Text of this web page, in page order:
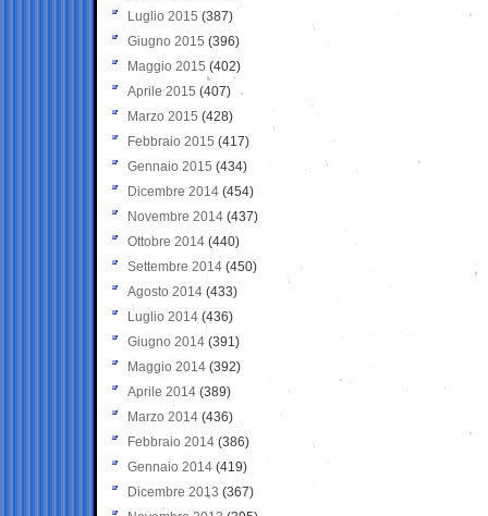
Luglio 2015 (387)
Giugno 2015 (396)
Maggio 2015 (402)
Aprile 2015 (407)
Marzo 2015 (428)
Febbraio 2015 (417)
Gennaio 2015 (434)
Dicembre 2014 (454)
Novembre 2014 (437)
Ottobre 2014 (440)
Settembre 2014 (450)
Agosto 2014 (433)
Luglio 2014 (436)
Giugno 2014 (391)
Maggio 2014 (392)
Aprile 2014 (389)
Marzo 2014 (436)
Febbraio 2014 (386)
Gennaio 2014 (419)
Dicembre 2013 (367)